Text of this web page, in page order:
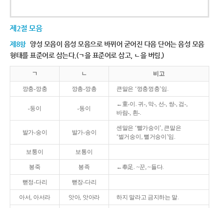
제2절 모음
제8항 양성 모음이 음성 모음으로 바뀌어 굳어진 다음 단어는 음성 모음
형태를 표준어로 삼는다.(ㄱ을 표준어로 삼고, ㄴ을 버림.)
ㄱ ㄴ 비고
깡충-깡충 깡총-깡총 큰말은 ‘껑충껑충’임.
-둥이 -동이
←童-이. 귀-, 막-, 선-, 쌍-, 검-,
바람-, 흰-.
발가-숭이 발가-송이
센말은 ‘빨가숭이’, 큰말은
‘벌거숭이, 뻘거숭이’임.
보퉁이 보통이
봉죽 봉족 ←奉足. ~꾼, ~들다.
뻗정-다리 뻗장-다리
아서, 아서라 앗아, 앗아라 하지 말라고 금지하는 말.